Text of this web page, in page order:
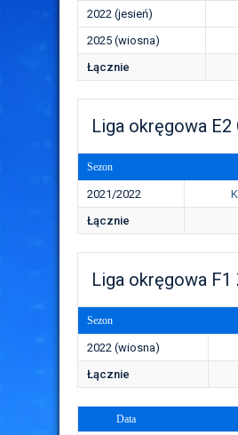
2022 (jesień)
2025 (wiosna)
Łącznie
Liga okręgowa E2
Sezon
2021/2022
Łącznie
Liga okręgowa F1
Sezon
2022 (wiosna)
Łącznie
Data